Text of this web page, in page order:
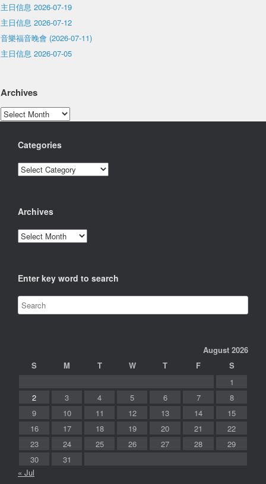
主日信息 2026-07-19
主日信息 2026-07-12
音樂福音晚會 (2026-07-11)
主日信息 2026-07-05
Archives
Archives
Categories
Categories
Archives
Archives
Enter key word to search
August 2026
S
M T W T F
S
1
2
3 4 5 6 7
8
9
10 11 12 13 14
15
16
17 18 19 20 21
22
23
24 25 26 27 28
29
30
31
« Jul